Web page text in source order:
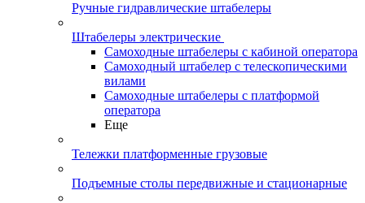
Ручные гидравлические штабелеры
Штабелеры электрические
Самоходные штабелеры с кабиной оператора
Самоходный штабелер с телескопическими
вилами
Самоходные штабелеры с платформой
оператора
Еще
Тележки платформенные грузовые
Подъемные столы передвижные и стационарные